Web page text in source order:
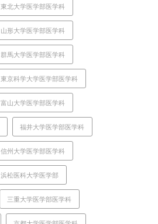
東北大学医学部医学科
山形大学医学部医学科
群馬大学医学部医学科
東京科学大学医学部医学科
富山大学医学部医学科
福井大学医学部医学科
信州大学医学部医学科
浜松医科大学医学部
三重大学医学部医学科